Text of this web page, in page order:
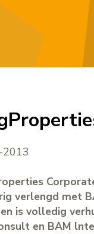
verlengd met
is volledig
en BAM